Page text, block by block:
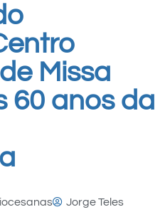
Missa
60 anos da
Jorge Teles